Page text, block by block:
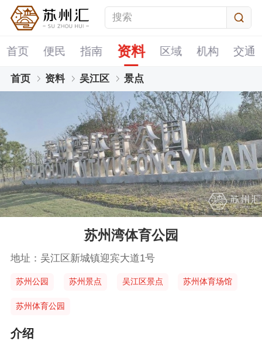
首页 便民 指南 资料 区域 机构 交通
首页 资料 吴江区 景点
苏州湾体育公园
地址：吴江区新城镇迎宾大道1号
苏州公园 苏州景点 吴江区景点 苏州体育场馆
苏州体育公园
介绍